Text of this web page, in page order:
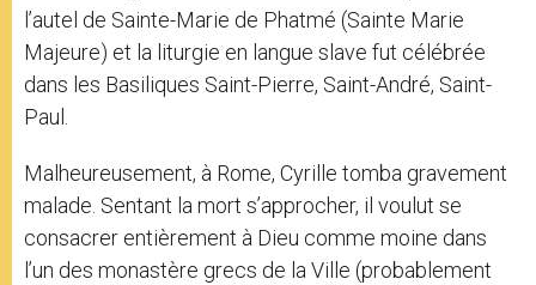
l’autel de Sainte-Marie de Phatmé (Sainte Marie
Majeure) et la liturgie en langue slave fut célébrée
dans les Basiliques Saint-Pierre, Saint-André, Saint-
Paul.
Malheureusement, à Rome, Cyrille tomba gravement
malade. Sentant la mort s’approcher, il voulut se
consacrer entièrement à Dieu comme moine dans
l’un des monastère grecs de la Ville (probablement